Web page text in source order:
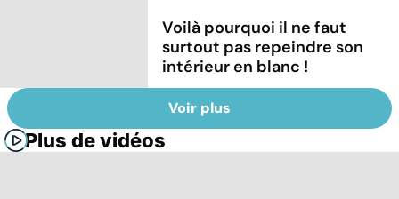
Voilà pourquoi il ne faut
surtout pas repeindre son
intérieur en blanc !
Voir plus
Plus de vidéos